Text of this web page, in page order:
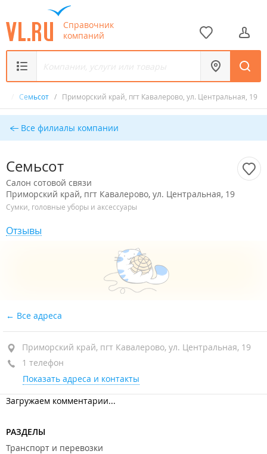
Справочник
компаний
Семьсот / Приморский край, пгт Кавалерово, ул. Центральная, 19
Все филиалы компании
Семьсот
Салон сотовой связи
Приморский край, пгт Кавалерово, ул. Центральная, 19
Сумки, головные уборы и аксессуары
Отзывы
Все адреса
Приморский край, пгт Кавалерово, ул. Центральная, 19
1 телефон
Показать адреса и контакты
Загружаем комментарии...
РАЗДЕЛЫ
Транспорт и перевозки